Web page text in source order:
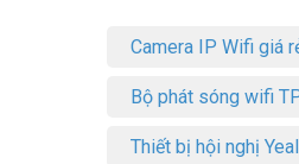
Camera IP Wifi giá
Bộ phát sóng wifi
Thiết bị hội nghị